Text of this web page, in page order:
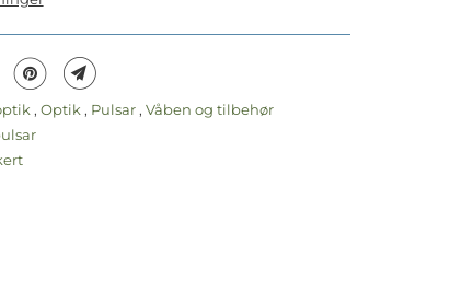
, Optik , Pulsar , Våben og tilbehør